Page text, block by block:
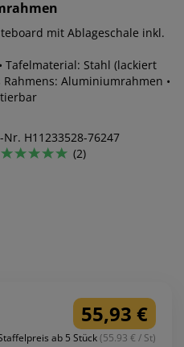
mit Ablageschale inkl.
Tafelmaterial: Stahl (lackiert
Aluminiumrahmen •
Nr. H11233528-76247
(2)
55,93 €
ab 5 Stück(55.93 € / St)